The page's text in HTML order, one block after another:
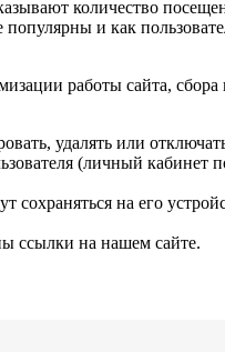
количество
популярны и как
работы сайта, сбора
удалять или
(личный кабинет
сохраняться на его
ссылки на нашем сайте.